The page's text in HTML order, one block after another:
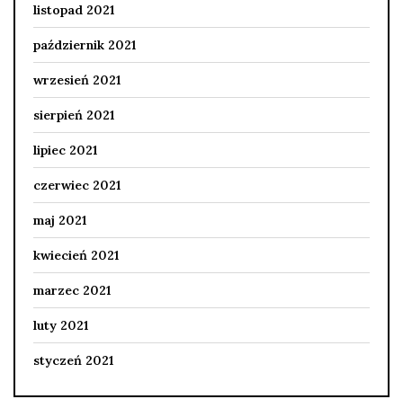
listopad 2021
październik 2021
wrzesień 2021
sierpień 2021
lipiec 2021
czerwiec 2021
maj 2021
kwiecień 2021
marzec 2021
luty 2021
styczeń 2021